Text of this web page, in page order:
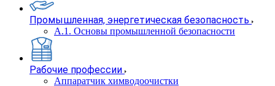
Промышленная, энергетическая безопасность
А.1. Основы промышленной безопасности
Рабочие профессии
Аппаратчик химводоочистки